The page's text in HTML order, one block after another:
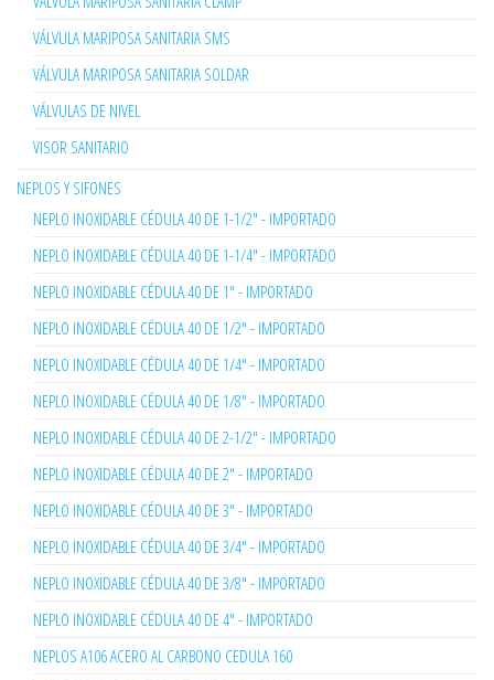
VÁLVULA MARIPOSA SANITARIA SMS
VÁLVULA MARIPOSA SANITARIA SOLDAR
VÁLVULAS DE NIVEL
VISOR SANITARIO
NEPLOS Y SIFONES
NEPLO INOXIDABLE CÉDULA 40 DE 1-1/2" - IMPORTADO
NEPLO INOXIDABLE CÉDULA 40 DE 1-1/4" - IMPORTADO
NEPLO INOXIDABLE CÉDULA 40 DE 1" - IMPORTADO
NEPLO INOXIDABLE CÉDULA 40 DE 1/2" - IMPORTADO
NEPLO INOXIDABLE CÉDULA 40 DE 1/4" - IMPORTADO
NEPLO INOXIDABLE CÉDULA 40 DE 1/8" - IMPORTADO
NEPLO INOXIDABLE CÉDULA 40 DE 2-1/2" - IMPORTADO
NEPLO INOXIDABLE CÉDULA 40 DE 2" - IMPORTADO
NEPLO INOXIDABLE CÉDULA 40 DE 3" - IMPORTADO
NEPLO INOXIDABLE CÉDULA 40 DE 3/4" - IMPORTADO
NEPLO INOXIDABLE CÉDULA 40 DE 3/8" - IMPORTADO
NEPLO INOXIDABLE CÉDULA 40 DE 4" - IMPORTADO
NEPLOS A106 ACERO AL CARBONO CEDULA 160